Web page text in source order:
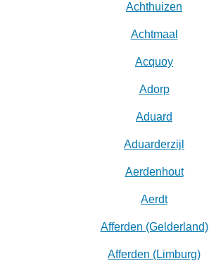
Achthuizen
Achtmaal
Acquoy
Adorp
Aduard
Aduarderzijl
Aerdenhout
Aerdt
Afferden (Gelderland)
Afferden (Limburg)